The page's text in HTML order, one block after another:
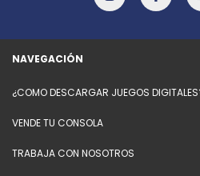
NAVEGACIÓN
¿COMO DESCARGAR JUEGOS
VENDE TU CONSOLA
TRABAJA CON NOSOTROS